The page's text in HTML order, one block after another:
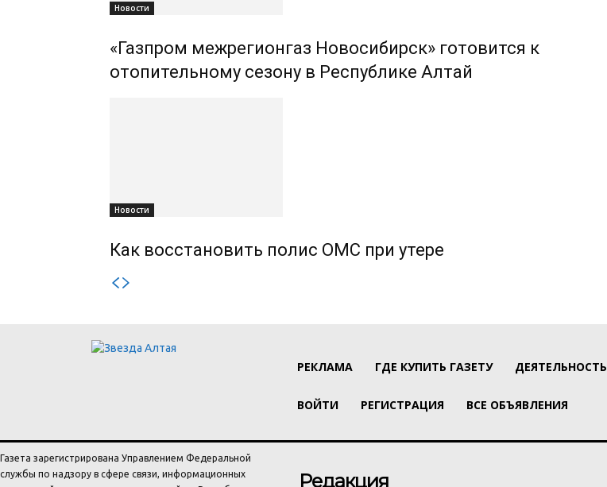
Новости
«Газпром межрегионгаз Новосибирск» готовится к
отопительному сезону в Республике Алтай
Новости
Как восстановить полис ОМС при утере
РЕКЛАМА ГДЕ КУПИТЬ ГАЗЕТУ ДЕЯТЕЛЬНОСТЬ
ВОЙТИ РЕГИСТРАЦИЯ ВСЕ ОБЪЯВЛЕНИЯ
Газета зарегистрирована Управлением Федеральной
службы по надзору в сфере связи, информационных
Редакция